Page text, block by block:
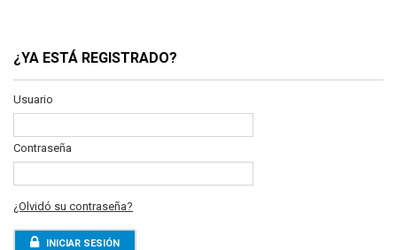
¿YA ESTÁ REGISTRADO?
Usuario
Contraseña
¿Olvidó su contraseña?
INICIAR SESIÓN